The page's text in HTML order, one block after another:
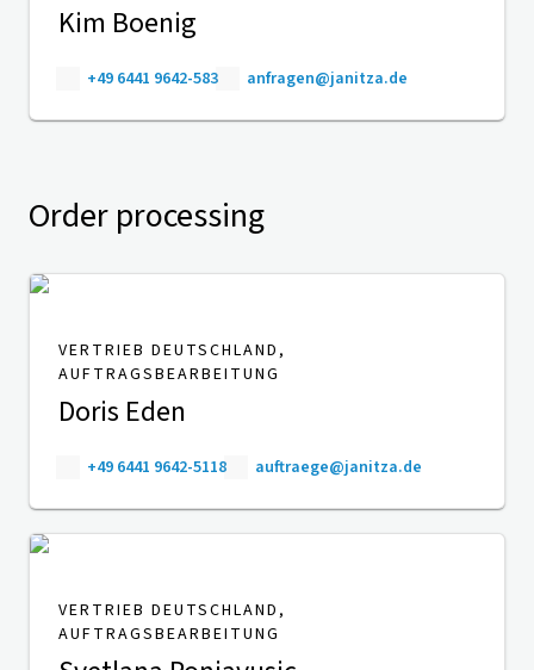
Kim Boenig
+49 6441 9642-583 anfragen@janitza.de
Order processing
VERTRIEB DEUTSCHLAND,
AUFTRAGSBEARBEITUNG
Doris Eden
+49 6441 9642-5118 auftraege@janitza.de
VERTRIEB DEUTSCHLAND,
AUFTRAGSBEARBEITUNG